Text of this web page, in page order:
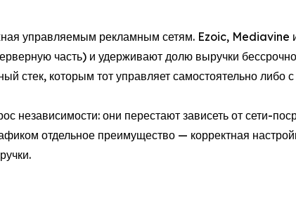
управляемым рекламным сетям. Ezoic, Mediavine
часть) и удерживают долю выручки
стек, которым тот управляет самостоятельно либо
независимости: они перестают зависеть от сети-
отдельное преимущество — корректная